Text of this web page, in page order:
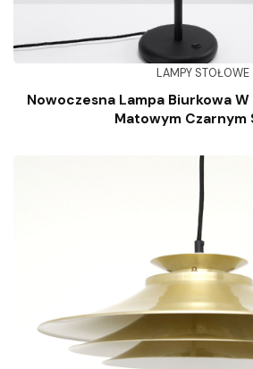
LAMPY STOŁOWE
Nowoczesna Lampa Biurkowa
Matowym Czarnym